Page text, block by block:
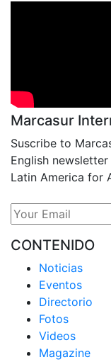
Marcasur
Suscribe to
English
Latin America for
CONTENIDO
Noticias
Eventos
Directorio
Fotos
Videos
Magazine